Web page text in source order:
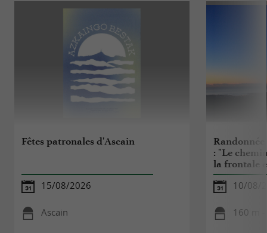
Fêtes patronales d'Ascain
15/08/2026
Ascain
: "Le
la frontale
10/08/
160 m